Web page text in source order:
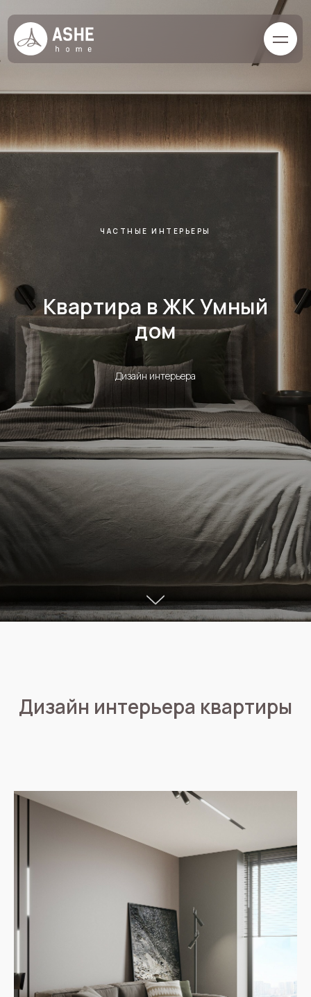
ЧАСТНЫЕ ИНТЕРЬЕРЫ
Квартира в ЖК Умный
дом
Дизайн интерьера
Дизайн интерьера квартиры